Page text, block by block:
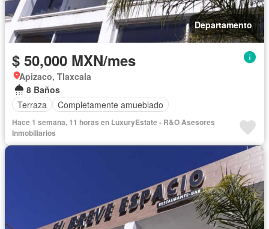
Departamento
$ 50,000 MXN/mes
Apizaco, Tlaxcala
8 Baños
Terraza
Completamente amueblado
Hace 1 semana, 11 horas en LuxuryEstate - R&O Asesores
Inmobiliarios